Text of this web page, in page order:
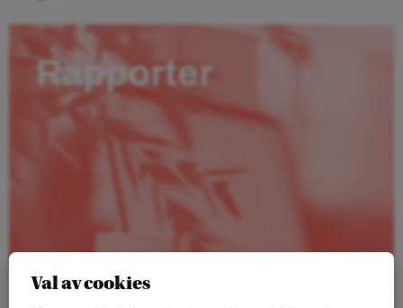
Rapporter
Val av cookies